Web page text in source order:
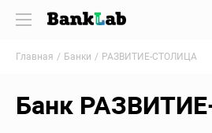
Главная Банки РАЗВИТИЕ-СТОЛИЦА
Банк